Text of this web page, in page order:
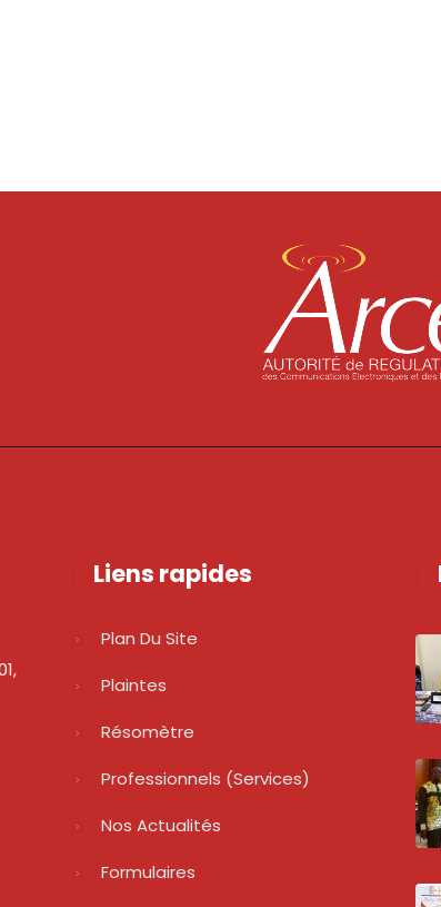
Liens rapides
Plan Du Site
Plaintes
Résomètre
Professionnels (services)
Nos Actualités
Formulaires